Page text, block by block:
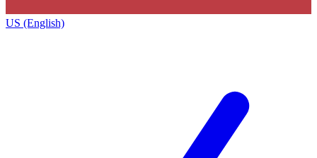
US (English)